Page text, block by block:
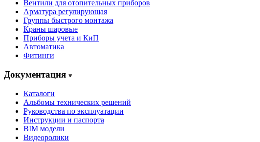
Вентили для отопительных приборов
Арматура регулирующая
Группы быстрого монтажа
Краны шаровые
Приборы учета и КиП
Автоматика
Фитинги
Документация
Каталоги
Альбомы технических решений
Руководства по эксплуатации
Инструкции и паспорта
BIM модели
Видеоролики